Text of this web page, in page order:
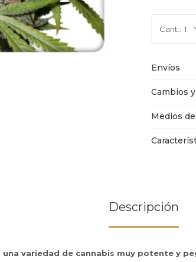
1
Envíos
Cambios
Medios
Descripción
una variedad de cannabis muy potente y